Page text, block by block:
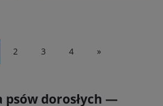
2 3 4 »
psów dorosłych —